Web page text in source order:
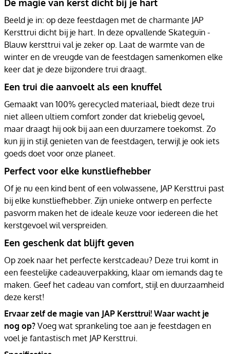
De magie van kerst dicht bij je hart
Beeld je in: op deze feestdagen met de charmante JAP
Kersttrui dicht bij je hart. In deze opvallende Skateguïn -
Blauw kersttrui val je zeker op. Laat de warmte van de
winter en de vreugde van de feestdagen samenkomen elke
keer dat je deze bijzondere trui draagt.
Een trui die aanvoelt als een knuffel
Gemaakt van 100% gerecycled materiaal, biedt deze trui
niet alleen ultiem comfort zonder dat kriebelig gevoel,
maar draagt hij ook bij aan een duurzamere toekomst. Zo
kun jij in stijl genieten van de feestdagen, terwijl je ook iets
goeds doet voor onze planeet.
Perfect voor elke kunstliefhebber
Of je nu een kind bent of een volwassene, JAP Kersttrui past
bij elke kunstliefhebber. Zijn unieke ontwerp en perfecte
pasvorm maken het de ideale keuze voor iedereen die het
kerstgevoel wil verspreiden.
Een geschenk dat blijft geven
Op zoek naar het perfecte kerstcadeau? Deze trui komt in
een feestelijke cadeauverpakking, klaar om iemands dag te
maken. Geef het cadeau van comfort, stijl en duurzaamheid
deze kerst!
Ervaar zelf de magie van JAP Kersttrui! Waar wacht je
nog op? Voeg wat sprankeling toe aan je feestdagen en
voel je fantastisch met JAP Kersttrui.